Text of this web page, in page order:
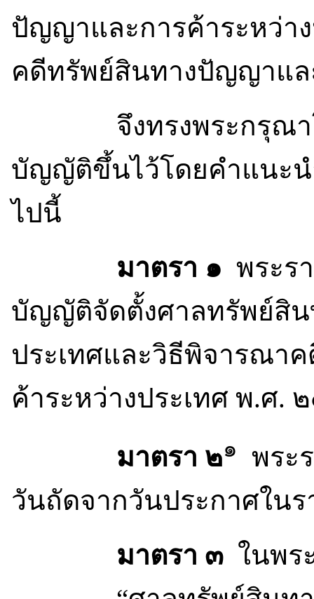
ปัญญาและการค้าระหว่า
คดีทรัพย์สินทางปัญญาแล
จึงทรงพระกรุณาโป
บัญญัติขึ้นไว้โดยคำแนะน
ไปนี้
มาตรา ๑ พระร
บัญญัติจัดตั้งศาลทรัพย์สิน
ประเทศและวิธีพิจารณา
ค้าระหว่างประเทศ พ.ศ.
มาตรา ๒๑
พระ
วันถัดจากวันประกาศใน
มาตรา ๓ ในพ